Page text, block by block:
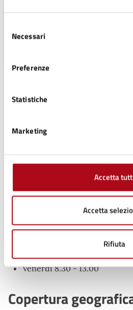
delNecessari
Preferenze
Statistiche
Marketing
Accetta
Accetta
Rifiuta
Piazza Mazzini, 50, 47025
Ufficio Segreteria, Contratti e
Orari:
Martedì 14.30 - 17.00
Mercoledì 8.30 - 13.00
Giovedì CHIUSO
Venerdì 8.30 - 13.00
Copertura